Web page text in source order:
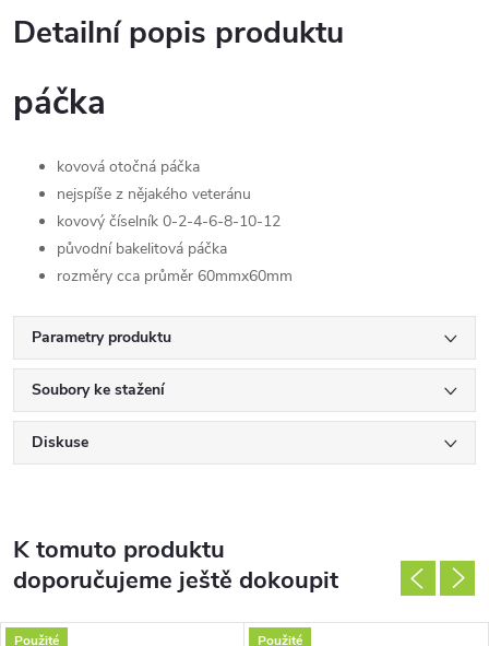
Detailní popis produktu
páčka
kovová otočná páčka
nejspíše z nějakého veteránu
kovový číselník 0-2-4-6-8-10-12
původní bakelitová páčka
rozměry cca průměr 60mmx60mm
Parametry produktu
Soubory ke stažení
Diskuse
K tomuto produktu
doporučujeme ještě dokoupit
Použité Použité